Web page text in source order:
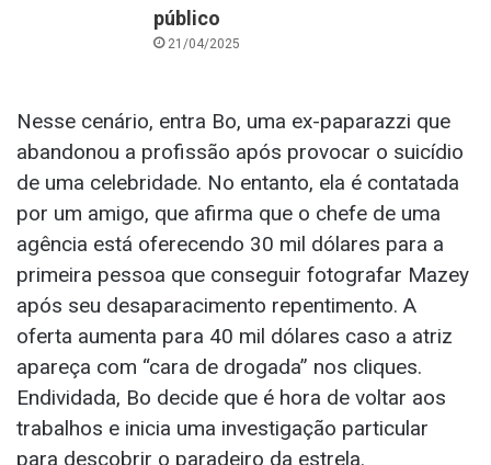
público
21/04/2025
Nesse cenário, entra Bo, uma ex-paparazzi que
abandonou a profissão após provocar o suicídio
de uma celebridade. No entanto, ela é contatada
por um amigo, que afirma que o chefe de uma
agência está oferecendo 30 mil dólares para a
primeira pessoa que conseguir fotografar Mazey
após seu desaparacimento repentimento. A
oferta aumenta para 40 mil dólares caso a atriz
apareça com “cara de drogada” nos cliques.
Endividada, Bo decide que é hora de voltar aos
trabalhos e inicia uma investigação particular
para descobrir o paradeiro da estrela.